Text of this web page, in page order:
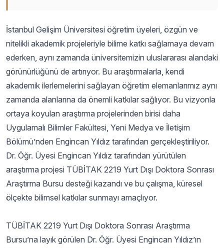
İstanbul Gelişim Üniversitesi öğretim üyeleri, özgün ve
nitelikli akademik projeleriyle bilime katkı sağlamaya devam
ederken, aynı zamanda üniversitemizin uluslararası alandaki
görünürlüğünü de artırıyor. Bu araştırmalarla, kendi
akademik ilerlemelerini sağlayan öğretim elemanlarımız aynı
zamanda alanlarına da önemli katkılar sağlıyor. Bu vizyonla
ortaya koyulan araştırma projelerinden birisi daha
Uygulamalı Bilimler Fakültesi, Yeni Medya ve İletişim
Bölümü’nden Engincan Yıldız tarafından gerçekleştiriliyor.
Dr. Öğr. Üyesi Engincan Yıldız tarafından yürütülen
araştırma projesi TÜBİTAK 2219 Yurt Dışı Doktora Sonrası
Araştırma Bursu desteği kazandı ve bu çalışma, küresel
ölçekte bilimsel katkılar sunmayı amaçlıyor.
TÜBİTAK 2219 Yurt Dışı Doktora Sonrası Araştırma
Bursu’na layık görülen Dr. Öğr. Üyesi Engincan Yıldız’ın